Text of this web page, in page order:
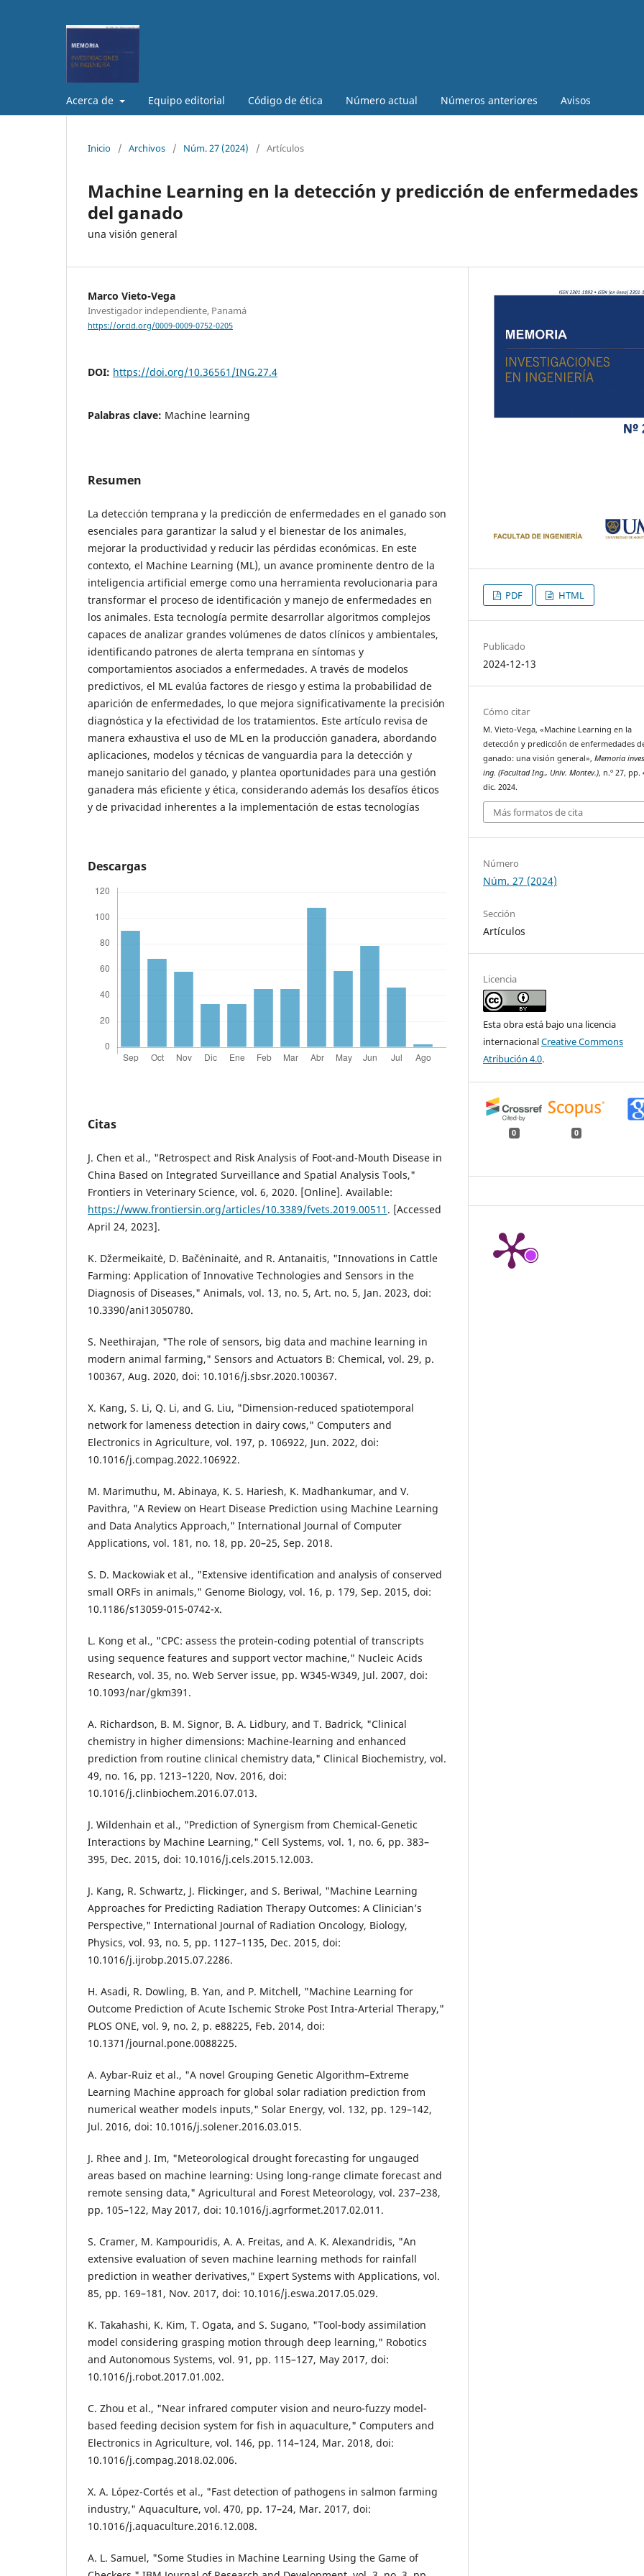
Acerca de Equipo editorial Código de ética Número actual Números anteriores Avisos
Inicio / Archivos / Núm. 27 (2024) / Artículos
Machine Learning en la detección y predicción de enfermedades
del ganado
una visión general
Marco Vieto-Vega
Investigador independiente, Panamá
https://orcid.org/0009-0009-0752-0205
DOI: https://doi.org/10.36561/ING.27.4
Palabras clave: Machine learning
Resumen
La detección temprana y la predicción de enfermedades en el ganado son
esenciales para garantizar la salud y el bienestar de los animales,
mejorar la productividad y reducir las pérdidas económicas. En este
contexto, el Machine Learning (ML), un avance prominente dentro de la
inteligencia artificial emerge como una herramienta revolucionaria para
transformar el proceso de identificación y manejo de enfermedades en
los animales. Esta tecnología permite desarrollar algoritmos complejos
capaces de analizar grandes volúmenes de datos clínicos y ambientales,
identificando patrones de alerta temprana en síntomas y
comportamientos asociados a enfermedades. A través de modelos
predictivos, el ML evalúa factores de riesgo y estima la probabilidad de
aparición de enfermedades, lo que mejora significativamente la precisión
diagnóstica y la efectividad de los tratamientos. Este artículo revisa de
manera exhaustiva el uso de ML en la producción ganadera, abordando
aplicaciones, modelos y técnicas de vanguardia para la detección y
manejo sanitario del ganado, y plantea oportunidades para una gestión
ganadera más eficiente y ética, considerando además los desafíos éticos
y de privacidad inherentes a la implementación de estas tecnologías
Descargas
Citas
J. Chen et al., "Retrospect and Risk Analysis of Foot-and-Mouth Disease in
China Based on Integrated Surveillance and Spatial Analysis Tools,"
Frontiers in Veterinary Science, vol. 6, 2020. [Online]. Available:
https://www.frontiersin.org/articles/10.3389/fvets.2019.00511 . [Accessed
April 24, 2023].
K. Džermeikaitė, D. Bačėninaitė, and R. Antanaitis, "Innovations in Cattle
Farming: Application of Innovative Technologies and Sensors in the
Diagnosis of Diseases," Animals, vol. 13, no. 5, Art. no. 5, Jan. 2023, doi:
10.3390/ani13050780.
S. Neethirajan, "The role of sensors, big data and machine learning in
modern animal farming," Sensors and Actuators B: Chemical, vol. 29, p.
100367, Aug. 2020, doi: 10.1016/j.sbsr.2020.100367.
X. Kang, S. Li, Q. Li, and G. Liu, "Dimension-reduced spatiotemporal
network for lameness detection in dairy cows," Computers and
Electronics in Agriculture, vol. 197, p. 106922, Jun. 2022, doi:
10.1016/j.compag.2022.106922.
M. Marimuthu, M. Abinaya, K. S. Hariesh, K. Madhankumar, and V.
Pavithra, "A Review on Heart Disease Prediction using Machine Learning
and Data Analytics Approach," International Journal of Computer
Applications, vol. 181, no. 18, pp. 20–25, Sep. 2018.
S. D. Mackowiak et al., "Extensive identification and analysis of conserved
small ORFs in animals," Genome Biology, vol. 16, p. 179, Sep. 2015, doi:
10.1186/s13059-015-0742-x.
L. Kong et al., "CPC: assess the protein-coding potential of transcripts
using sequence features and support vector machine," Nucleic Acids
Research, vol. 35, no. Web Server issue, pp. W345-W349, Jul. 2007, doi:
10.1093/nar/gkm391.
A. Richardson, B. M. Signor, B. A. Lidbury, and T. Badrick, "Clinical
chemistry in higher dimensions: Machine-learning and enhanced
prediction from routine clinical chemistry data," Clinical Biochemistry, vol.
49, no. 16, pp. 1213–1220, Nov. 2016, doi:
10.1016/j.clinbiochem.2016.07.013.
J. Wildenhain et al., "Prediction of Synergism from Chemical-Genetic
Interactions by Machine Learning," Cell Systems, vol. 1, no. 6, pp. 383–
395, Dec. 2015, doi: 10.1016/j.cels.2015.12.003.
J. Kang, R. Schwartz, J. Flickinger, and S. Beriwal, "Machine Learning
Approaches for Predicting Radiation Therapy Outcomes: A Clinician’s
Perspective," International Journal of Radiation Oncology, Biology,
Physics, vol. 93, no. 5, pp. 1127–1135, Dec. 2015, doi:
10.1016/j.ijrobp.2015.07.2286.
H. Asadi, R. Dowling, B. Yan, and P. Mitchell, "Machine Learning for
Outcome Prediction of Acute Ischemic Stroke Post Intra-Arterial Therapy,"
PLOS ONE, vol. 9, no. 2, p. e88225, Feb. 2014, doi:
10.1371/journal.pone.0088225.
A. Aybar-Ruiz et al., "A novel Grouping Genetic Algorithm–Extreme
Learning Machine approach for global solar radiation prediction from
numerical weather models inputs," Solar Energy, vol. 132, pp. 129–142,
Jul. 2016, doi: 10.1016/j.solener.2016.03.015.
J. Rhee and J. Im, "Meteorological drought forecasting for ungauged
areas based on machine learning: Using long-range climate forecast and
remote sensing data," Agricultural and Forest Meteorology, vol. 237–238,
pp. 105–122, May 2017, doi: 10.1016/j.agrformet.2017.02.011.
S. Cramer, M. Kampouridis, A. A. Freitas, and A. K. Alexandridis, "An
extensive evaluation of seven machine learning methods for rainfall
prediction in weather derivatives," Expert Systems with Applications, vol.
85, pp. 169–181, Nov. 2017, doi: 10.1016/j.eswa.2017.05.029.
K. Takahashi, K. Kim, T. Ogata, and S. Sugano, "Tool-body assimilation
model considering grasping motion through deep learning," Robotics
and Autonomous Systems, vol. 91, pp. 115–127, May 2017, doi:
10.1016/j.robot.2017.01.002.
C. Zhou et al., "Near infrared computer vision and neuro-fuzzy model-
based feeding decision system for fish in aquaculture," Computers and
Electronics in Agriculture, vol. 146, pp. 114–124, Mar. 2018, doi:
10.1016/j.compag.2018.02.006.
X. A. López-Cortés et al., "Fast detection of pathogens in salmon farming
industry," Aquaculture, vol. 470, pp. 17–24, Mar. 2017, doi:
10.1016/j.aquaculture.2016.12.008.
A. L. Samuel, "Some Studies in Machine Learning Using the Game of
PDF HTML
Publicado
2024-12-13
Cómo citar
M. Vieto-Vega, «Machine Learning en la
detección y predicción de enfermedades
ganado: una visión general»,Memoria
ing. (Facultad Ing., Univ. Montev.), n.º 27, pp.
dic. 2024.
Más formatos de cita
Número
Núm. 27 (2024)
Sección
Artículos
Licencia
Esta obra está bajo una licencia
internacionalCreative Commons
Atribución 4.0.
0 0